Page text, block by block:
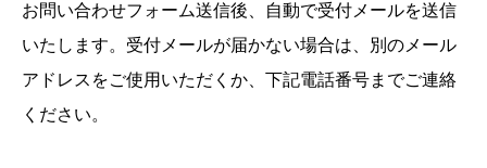
お問い合わせフォーム送信後、自動で受付メールを送信
いたします。受付メールが届かない場合は、別のメール
アドレスをご使用いただくか、下記電話番号までご連絡
ください。